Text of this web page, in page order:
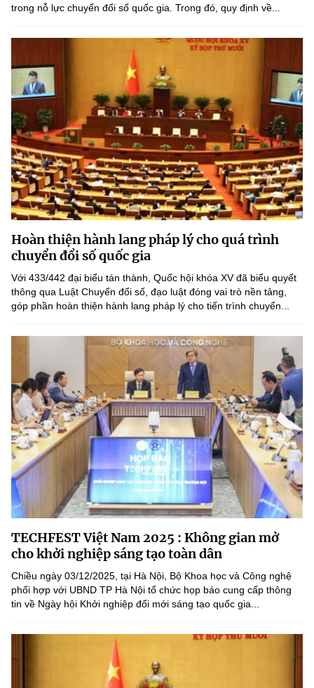
trong nỗ lực chuyển đổi số quốc gia. Trong đó, quy định về...
Hoàn thiện hành lang pháp lý cho quá trình
chuyển đổi số quốc gia
Với 433/442 đại biểu tán thành, Quốc hội khóa XV đã biểu quyết
thông qua Luật Chuyển đổi số, đạo luật đóng vai trò nền tảng,
góp phần hoàn thiện hành lang pháp lý cho tiến trình chuyển...
TECHFEST Việt Nam 2025 : Không gian mở
cho khởi nghiệp sáng tạo toàn dân
Chiều ngày 03/12/2025, tại Hà Nội, Bộ Khoa học và Công nghệ
phối hợp với UBND TP Hà Nội tổ chức họp báo cung cấp thông
tin về Ngày hội Khởi nghiệp đổi mới sáng tạo quốc gia...